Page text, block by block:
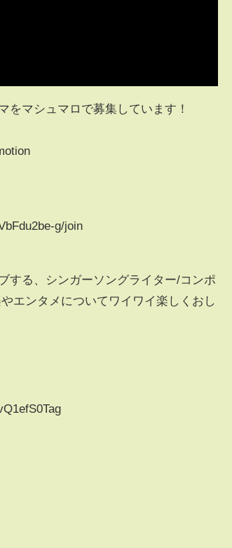
をマシュマロで募集しています！
g/join
する、シンガーソングライター/コンポ
エンタメについてワイワイ楽しくおし